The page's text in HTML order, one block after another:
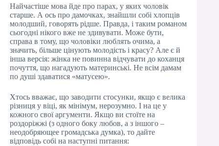
Найчастіше мова йде про парах, у яких чоловік
старше. А ось про дамочках, знайшли собі хлопців
молодший, говорять рідше. Правда, і таким романом
сьогодні нікого вже не здивувати. Може бути,
справа в тому, що чоловіки люблять очима, а
значить, більше цінують молодість і красу? Але є й
інша версія: жінка не повинна відчувати до коханця
почуття, що нагадують материнські. Не всім дамам
по душі здаватися «матусею».
Хтось вважає, що заводити стосунки, якщо є велика
різниця у віці, як мінімум, нерозумно. І на це у
кожного свої аргументи. Якщо ви стоїте на
роздоріжжі (з одного боку любов, а з іншого –
неодобряющее громадська думка), то дайте
відповідь собі на наступні питання: